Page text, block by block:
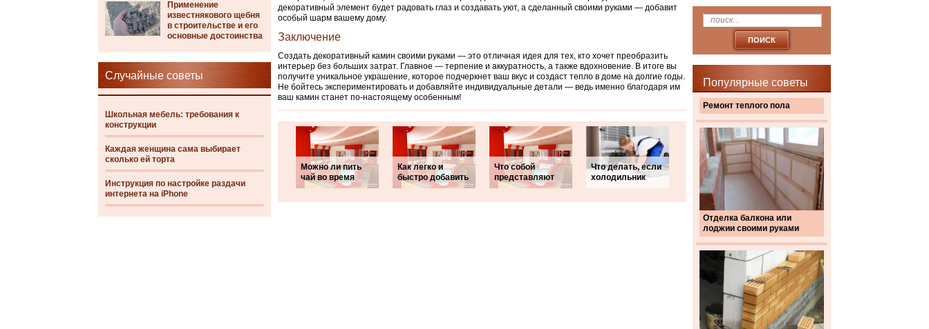
Применение
известнякового щебня
в строительстве и его
основные достоинства
Случайные советы
Школьная мебель: требования к
конструкции
Каждая женщина сама выбирает
сколько ей торта
Инструкция по настройке раздачи
интернета на iPhone
Популярные советы
Ремонт теплого пола
Отделка балкона или
лоджии своими руками
декоративный элемент будет радовать глаз и создавать уют, а сделанный своими руками — добавит
особый шарм вашему дому.
Заключение
Создать декоративный камин своими руками — это отличная идея для тех, кто хочет преобразить
интерьер без больших затрат. Главное — терпение и аккуратность, а также вдохновение. В итоге вы
получите уникальное украшение, которое подчеркнет ваш вкус и создаст тепло в доме на долгие годы.
Не бойтесь экспериментировать и добавляйте индивидуальные детали — ведь именно благодаря им
ваш камин станет по-настоящему особенным!
Можно ли пить
чай во время
Как легко и
быстро добавить
Что собой
представляют
Что делать, если
холодильник